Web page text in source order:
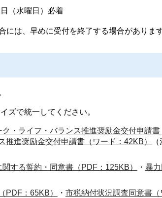
（水曜日）必着
には、早めに受付を終了する場合があります
ズで統一してください。
ク・ライフ・バランス推進奨励金交付申請書
推進奨励金交付申請書（ワード：42KB）
する誓約・同意書（PDF：125KB） ・ 暴
PDF：65KB）
・ 市税納付状況調査同意書（